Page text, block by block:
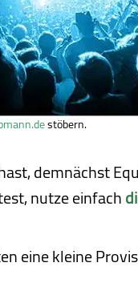
stöbern.
demnächst
nutze einfach
eine kleine